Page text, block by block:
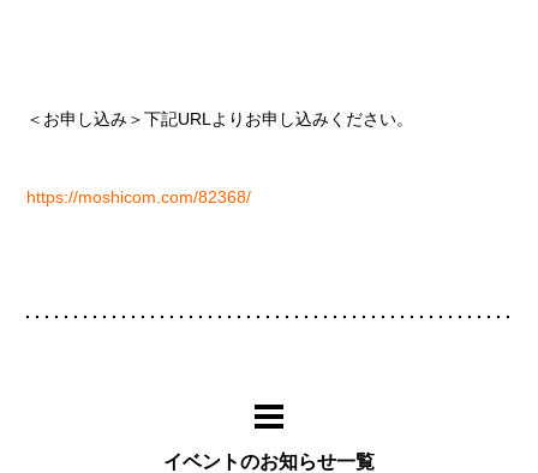
＜お申し込み＞下記URLよりお申し込みください。
https://moshicom.com/82368/
イベントのお知らせ一覧